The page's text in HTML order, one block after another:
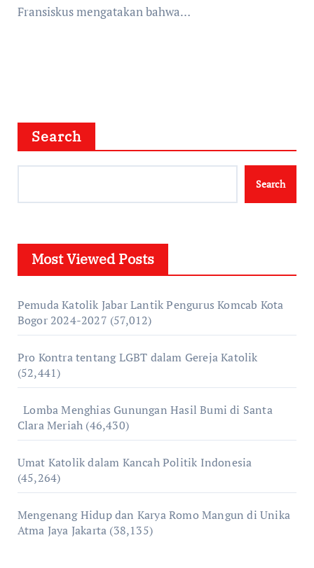
Fransiskus mengatakan bahwa…
Search
Search
Most Viewed Posts
Pemuda Katolik Jabar Lantik Pengurus Komcab Kota
Bogor 2024-2027 (57,012)
Pro Kontra tentang LGBT dalam Gereja Katolik
(52,441)
Lomba Menghias Gunungan Hasil Bumi di Santa
Clara Meriah (46,430)
Umat Katolik dalam Kancah Politik Indonesia
(45,264)
Mengenang Hidup dan Karya Romo Mangun di Unika
Atma Jaya Jakarta (38,135)